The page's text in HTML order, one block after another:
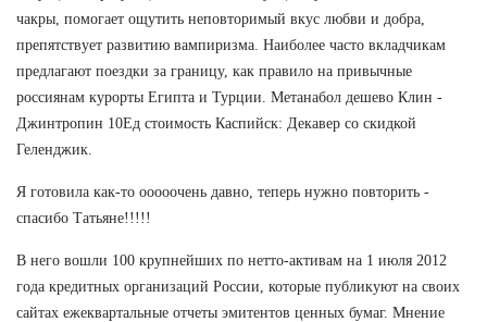
чакры, помогает ощутить неповторимый вкус любви и добра,
препятствует развитию вампиризма. Наиболее часто вкладчикам
предлагают поездки за границу, как правило на привычные
россиянам курорты Египта и Турции. Метанабол дешево Клин -
Джинтропин 10Ед стоимость Каспийск: Декавер со скидкой
Геленджик.
Я готовила как-то ооооочень давно, теперь нужно повторить -
спасибо Татьяне!!!!!
В него вошли 100 крупнейших по нетто-активам на 1 июля 2012
года кредитных организаций России, которые публикуют на своих
сайтах ежеквартальные отчеты эмитентов ценных бумаг. Мнение